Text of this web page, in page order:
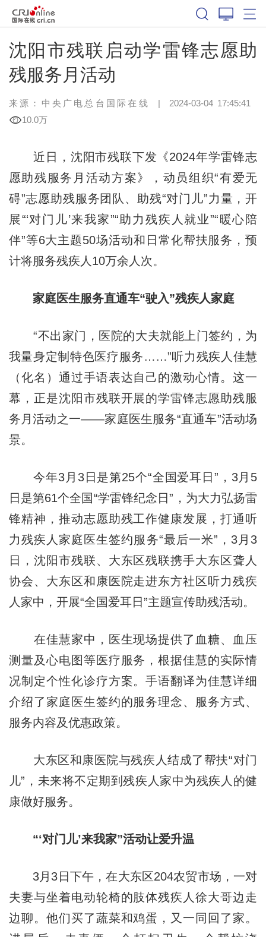
沈阳市残联启动学雷锋志愿助
残服务月活动
来源：中央广电总台国际在线 | 2024-03-04 17:45:41
10.0万
近日，沈阳市残联下发《2024年学雷锋志
愿助残服务月活动方案》，动员组织“有爱无
碍”志愿助残服务团队、助残“对门儿”力量，开
展“‘对门儿’来我家”“助力残疾人就业”“暖心陪
伴”等6大主题50场活动和日常化帮扶服务，预
计将服务残疾人10万余人次。
家庭医生服务直通车“驶入”残疾人家庭
“不出家门，医院的大夫就能上门签约，为
我量身定制特色医疗服务……”听力残疾人佳慧
（化名）通过手语表达自己的激动心情。这一
幕，正是沈阳市残联开展的学雷锋志愿助残服
务月活动之一——家庭医生服务“直通车”活动场
景。
今年3月3日是第25个“全国爱耳日”，3月5
日是第61个全国“学雷锋纪念日”，为大力弘扬雷
锋精神，推动志愿助残工作健康发展，打通听
力残疾人家庭医生签约服务“最后一米”，3月3
日，沈阳市残联、大东区残联携手大东区聋人
协会、大东区和康医院走进东方社区听力残疾
人家中，开展“全国爱耳日”主题宣传助残活动。
在佳慧家中，医生现场提供了血糖、血压
测量及心电图等医疗服务，根据佳慧的实际情
况制定个性化诊疗方案。手语翻译为佳慧详细
介绍了家庭医生签约的服务理念、服务方式、
服务内容及优惠政策。
大东区和康医院与残疾人结成了帮扶“对门
儿”，未来将不定期到残疾人家中为残疾人的健
康做好服务。
“‘对门儿’来我家”活动让爱升温
3月3日下午，在大东区204农贸市场，一对
夫妻与坐着电动轮椅的肢体残疾人徐大哥边走
边聊。他们买了蔬菜和鸡蛋，又一同回了家。